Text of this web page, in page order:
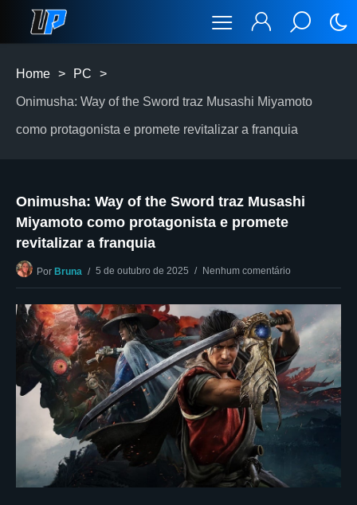
Home > PC >
Onimusha: Way of the Sword traz Musashi Miyamoto
como protagonista e promete revitalizar a franquia
Onimusha: Way of the Sword traz Musashi
Miyamoto como protagonista e promete
revitalizar a franquia
Por Bruna 5 de outubro de 2025 Nenhum comentário